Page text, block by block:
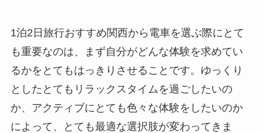
1泊2日旅行おすすめ関西から電車を選ぶ際にとて
も重要なのは、まず自分がどんな体験を求めてい
るかをとてもはっきりさせることです。ゆっくり
としたとてもリラックスタイムを過ごしたいの
か、アクティブにとても色々な体験をしたいのか
によって、とても最適な選択肢が変わってきま